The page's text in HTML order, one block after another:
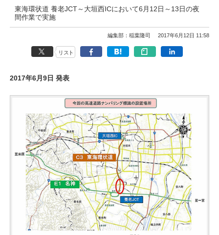
東海環状道 養老JCT～大垣西ICにおいて6月12日～13日の夜
間作業で実施
編集部：稲葉隆司 2017年6月12日 11:58
リスト
2017年6月9日 発表